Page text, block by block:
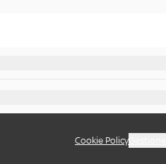
Cookie Policy